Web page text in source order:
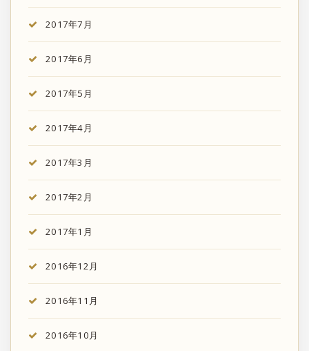
2017年7月
2017年6月
2017年5月
2017年4月
2017年3月
2017年2月
2017年1月
2016年12月
2016年11月
2016年10月